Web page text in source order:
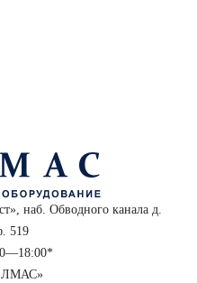
наб. Обводного канала д.
519